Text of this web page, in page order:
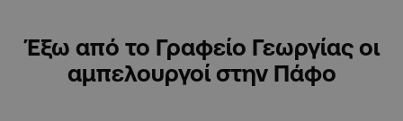
Έξω από το Γραφείο Γεωργίας οι
αμπελουργοί στην Πάφο